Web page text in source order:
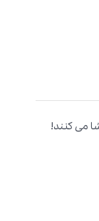
می کنند!